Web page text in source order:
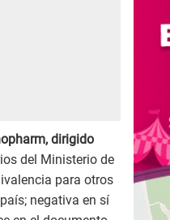
dirigido
del Ministerio de
para otros
negativa en sí